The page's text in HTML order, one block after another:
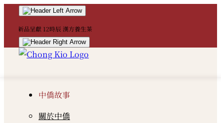
新品呈獻 12時辰 漢方養生茶
中僑故事
關於中僑